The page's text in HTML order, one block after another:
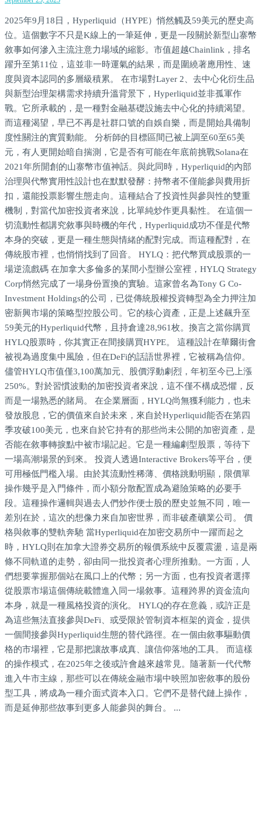
2025年9月18日，Hyperliquid（HYPE）悄然觸及59美元的歷史高
位。這個數字不只是K線上的一筆延伸，更是一段關於新型山寨幣
敘事如何滲入主流注意力場域的縮影。市值超越Chainlink，排名
躍升至第11位，這並非一時運氣的結果，而是圍繞著應用性、速
度與資本認同的多層級積累。 在市場對Layer 2、去中心化衍生品
與新型治理架構需求持續升溫背景下，Hyperliquid並非孤軍作
戰。它所承載的，是一種對金融基礎設施去中心化的持續渴望。
而這種渴望，早已不再是社群口號的自娛自樂，而是開始具備制
度性關注的實質動能。 分析師的目標區間已被上調至60至65美
元，有人更開始暗自揣測，它是否有可能在年底前挑戰Solana在
2021年所開創的山寨幣市值神話。與此同時，Hyperliquid的內部
治理與代幣實用性設計也在默默發酵：持幣者不僅能參與費用折
扣，還能投票影響生態走向。這種結合了投資性與參與性的雙重
機制，對當代加密投資者來說，比單純炒作更具黏性。 在這個一
切流動性都講究敘事與時機的年代，Hyperliquid成功不僅是代幣
本身的突破，更是一種生態與情緒的配對完成。而這種配對，在
傳統股市裡，也悄悄找到了回音。 HYLQ：把代幣買成股票的一
場逆流戲碼 在加拿大多倫多的某間小型辦公室裡，HYLQ Strategy
Corp悄然完成了一場身份置換的實驗。這家曾名為Tony G Co-
Investment Holdings的公司，已從傳統股權投資轉型為全力押注加
密新興市場的策略型控股公司。它的核心資產，正是上述飆升至
59美元的Hyperliquid代幣，且持倉達28,961枚。換言之當你購買
HYLQ股票時，你其實正在間接購買HYPE。 這種設計在華爾街會
被視為過度集中風險，但在DeFi的話語世界裡，它被稱為信仰。
儘管HYLQ市值僅3,100萬加元、股價浮動劇烈，年初至今已上漲
250%。對於習慣波動的加密投資者來說，這不僅不構成恐懼，反
而是一場熟悉的賭局。 在企業層面，HYLQ尚無獲利能力，也未
發放股息，它的價值來自於未來，來自於Hyperliquid能否在第四
季攻破100美元，也來自於它持有的那些尚未公開的加密資產，是
否能在敘事轉捩點中被市場記起。它是一種編劇型股票，等待下
一場高潮場景的到來。 投資人透過Interactive Brokers等平台，便
可用極低門檻入場。由於其流動性稀薄、價格跳動明顯，限價單
操作幾乎是入門條件，而小額分散配置成為避險策略的必要手
段。這種操作邏輯與過去人們炒作便士股的歷史並無不同，唯一
差別在於，這次的想像力來自加密世界，而非破產礦業公司。 價
格與敘事的雙軌奔馳 當Hyperliquid在加密交易所中一躍而起之
時，HYLQ則在加拿大證券交易所的報價系統中反覆震盪，這是兩
條不同軌道的走勢，卻由同一批投資者心理所推動。一方面，人
們想要掌握那個站在風口上的代幣；另一方面，也有投資者選擇
從股票市場這個傳統載體進入同一場敘事。這種跨界的資金流向
本身，就是一種風格投資的演化。 HYLQ的存在意義，或許正是
為這些無法直接參與DeFi、或受限於管制資本框架的資金，提供
一個間接參與Hyperliquid生態的替代路徑。在一個由敘事驅動價
格的市場裡，它是那把讓故事成真、讓信仰落地的工具。 而這樣
的操作模式，在2025年之後或許會越來越常見。隨著新一代代幣
進入牛市主線，那些可以在傳統金融市場中映照加密敘事的股份
型工具，將成為一種介面式資本入口。它們不是替代鏈上操作，
而是延伸那些故事到更多人能參與的舞台。 ...